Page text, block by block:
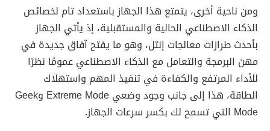
ومن ناحية أخرى، يتمتع هذا الجهاز باستعداد تام لخصائص
الذكاء الاصطناعي الحالية والمستقبلية، إذ يأتي الجهاز
بأحدث طرازات معالجات إنتل، وهو ما يفتح آفاق جديدة في
مهن البرمجة والتعامل مع الذكاء الاصطناعي عمومًا نظرًا
للأداء المرتفع والكفاءة في تنفيذ المهم واستهلاك
الطاقة، هذا إلى جانب وجود وضعي Extreme Mode وGeek
Mode التي تسمح لك بكسر سرعات الجهاز.